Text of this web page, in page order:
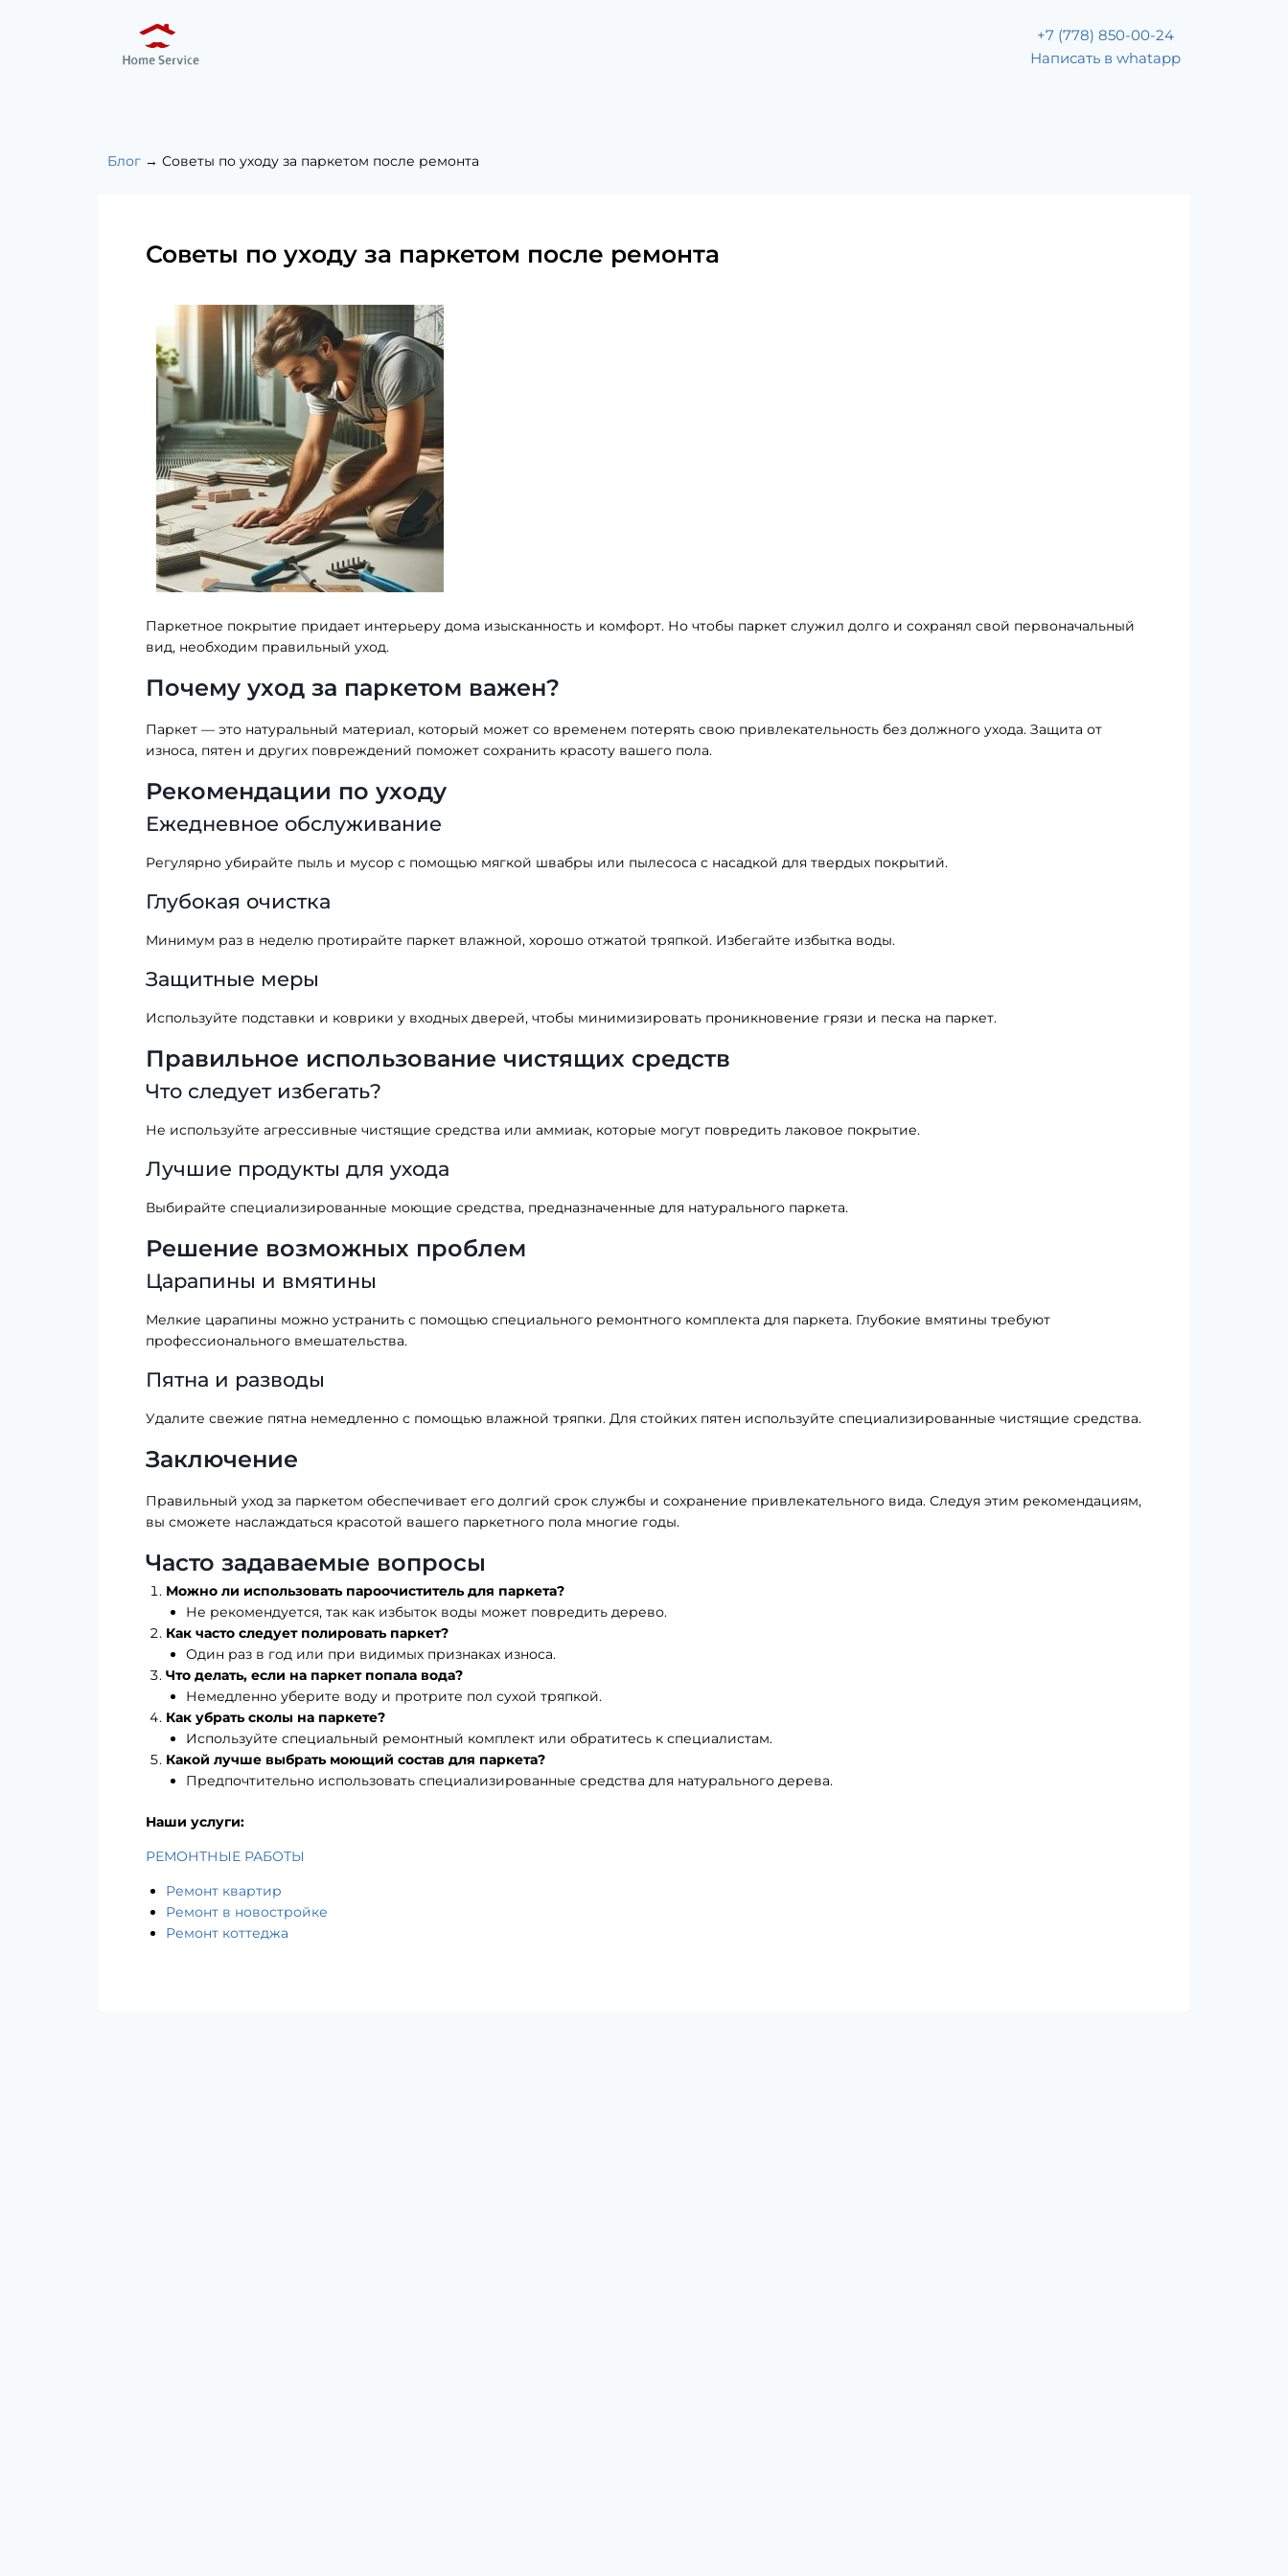
+7 (778) 850-00-24
Написать в whatapp
Блог → Советы по уходу за паркетом после ремонта
Советы по уходу за паркетом после ремонта
Паркетное покрытие придает интерьеру дома изысканность и комфорт. Но чтобы паркет служил долго и сохранял свой первоначальный
вид, необходим правильный уход.
Почему уход за паркетом важен?
Паркет — это натуральный материал, который может со временем потерять свою привлекательность без должного ухода. Защита от
износа, пятен и других повреждений поможет сохранить красоту вашего пола.
Рекомендации по уходу
Ежедневное обслуживание
Регулярно убирайте пыль и мусор с помощью мягкой швабры или пылесоса с насадкой для твердых покрытий.
Глубокая очистка
Минимум раз в неделю протирайте паркет влажной, хорошо отжатой тряпкой. Избегайте избытка воды.
Защитные меры
Используйте подставки и коврики у входных дверей, чтобы минимизировать проникновение грязи и песка на паркет.
Правильное использование чистящих средств
Что следует избегать?
Не используйте агрессивные чистящие средства или аммиак, которые могут повредить лаковое покрытие.
Лучшие продукты для ухода
Выбирайте специализированные моющие средства, предназначенные для натурального паркета.
Решение возможных проблем
Царапины и вмятины
Мелкие царапины можно устранить с помощью специального ремонтного комплекта для паркета. Глубокие вмятины требуют
профессионального вмешательства.
Пятна и разводы
Удалите свежие пятна немедленно с помощью влажной тряпки. Для стойких пятен используйте специализированные чистящие средства.
Заключение
Правильный уход за паркетом обеспечивает его долгий срок службы и сохранение привлекательного вида. Следуя этим рекомендациям,
вы сможете наслаждаться красотой вашего паркетного пола многие годы.
Часто задаваемые вопросы
Можно ли использовать пароочиститель для паркета?
Не рекомендуется, так как избыток воды может повредить дерево.
Как часто следует полировать паркет?
Один раз в год или при видимых признаках износа.
Что делать, если на паркет попала вода?
Немедленно уберите воду и протрите пол сухой тряпкой.
Как убрать сколы на паркете?
Используйте специальный ремонтный комплект или обратитесь к специалистам.
Какой лучше выбрать моющий состав для паркета?
Предпочтительно использовать специализированные средства для натурального дерева.
Наши услуги:
РЕМОНТНЫЕ РАБОТЫ
Ремонт квартир
Ремонт в новостройке
Ремонт коттеджа